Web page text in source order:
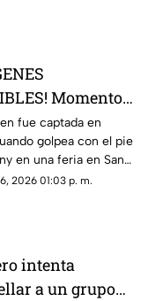
Momento
mujer golpea
durante una
fue captada en
golpea con el pie
en una feria en San
el hecho ha
2026 01:03 p. m.
intenta
a un grupo